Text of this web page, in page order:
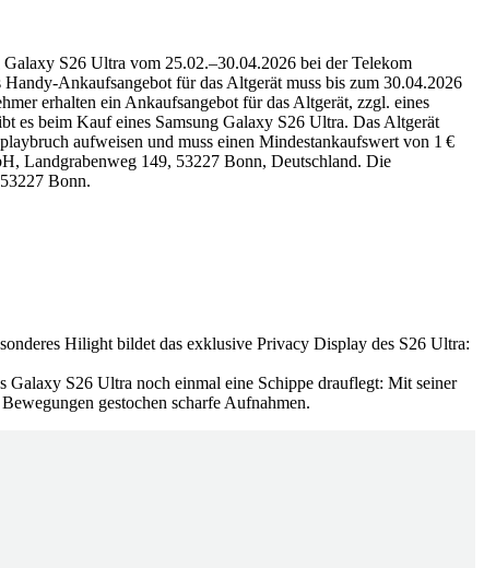
S26 Ultra vom 25.02.–30.04.2026 bei der Telekom
Ankaufsangebot für das Altgerät muss bis zum 30.04.2026
erhalten ein Ankaufsangebot für das Altgerät, zzgl. eines
es beim Kauf eines Samsung Galaxy S26 Ultra. Das Altgerät
aufweisen und muss einen Mindestankaufswert von 1 €
Landgrabenweg 149, 53227 Bonn, Deutschland. Die
Bonn.
Hilight bildet das exklusive Privacy Display des S26 Ultra:
Galaxy S26 Ultra noch einmal eine Schippe drauflegt: Mit seiner
gestochen scharfe Aufnahmen.